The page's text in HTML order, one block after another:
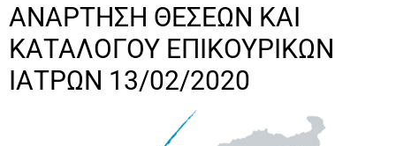
ΑΝΑΡΤΗΣΗ ΘΕΣΕΩΝ ΚΑΙ
ΚΑΤΑΛΟΓΟΥ ΕΠΙΚΟΥΡΙΚΩΝ
ΙΑΤΡΩΝ 13/02/2020